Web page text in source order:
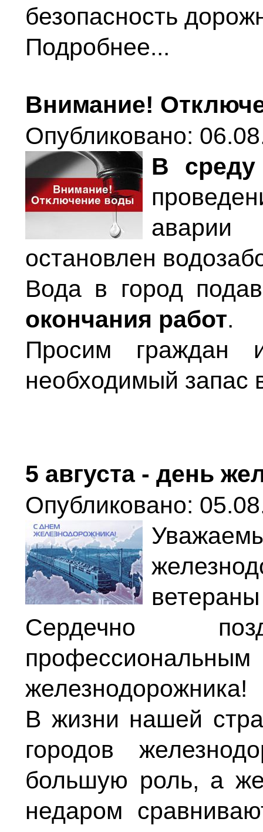
безопасность
Подробнее...
Внимание!
Опубликовано:
В среду
аварии
остановлен
Вода в город
окончания работ.
Просим граждан
необходимый запас
5 августа - день
Опубликовано:
Сердечно
железнодорожника!
В жизни нашей
городов
большую роль, а
недаром